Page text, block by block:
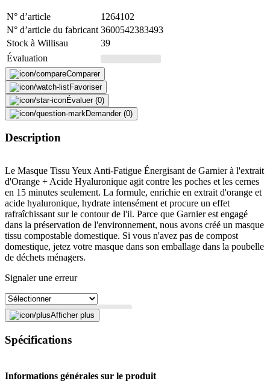
N° d’article
1264102
N° d’article du fabricant 3600542383493
Stock à Willisau
39
Évaluation
Comparer
Favoriser
Évaluer (0)
Demander (0)
Description
Le Masque Tissu Yeux Anti-Fatigue Énergisant de Garnier à l'extrait
d'Orange + Acide Hyaluronique agit contre les poches et les cernes
en 15 minutes seulement. La formule, enrichie en extrait d'orange et
acide hyaluronique, hydrate intensément et procure un effet
rafraîchissant sur le contour de l'il. Parce que Garnier est engagé
dans la préservation de l'environnement, nous avons créé un masque
tissu compostable domestique. Si vous n'avez pas de compost
domestique, jetez votre masque dans son emballage dans la poubelle
de déchets ménagers.
Signaler une erreur
Description
Fermer le formulaire
Envoyer
Afficher plus
Spécifications
Informations générales sur le produit